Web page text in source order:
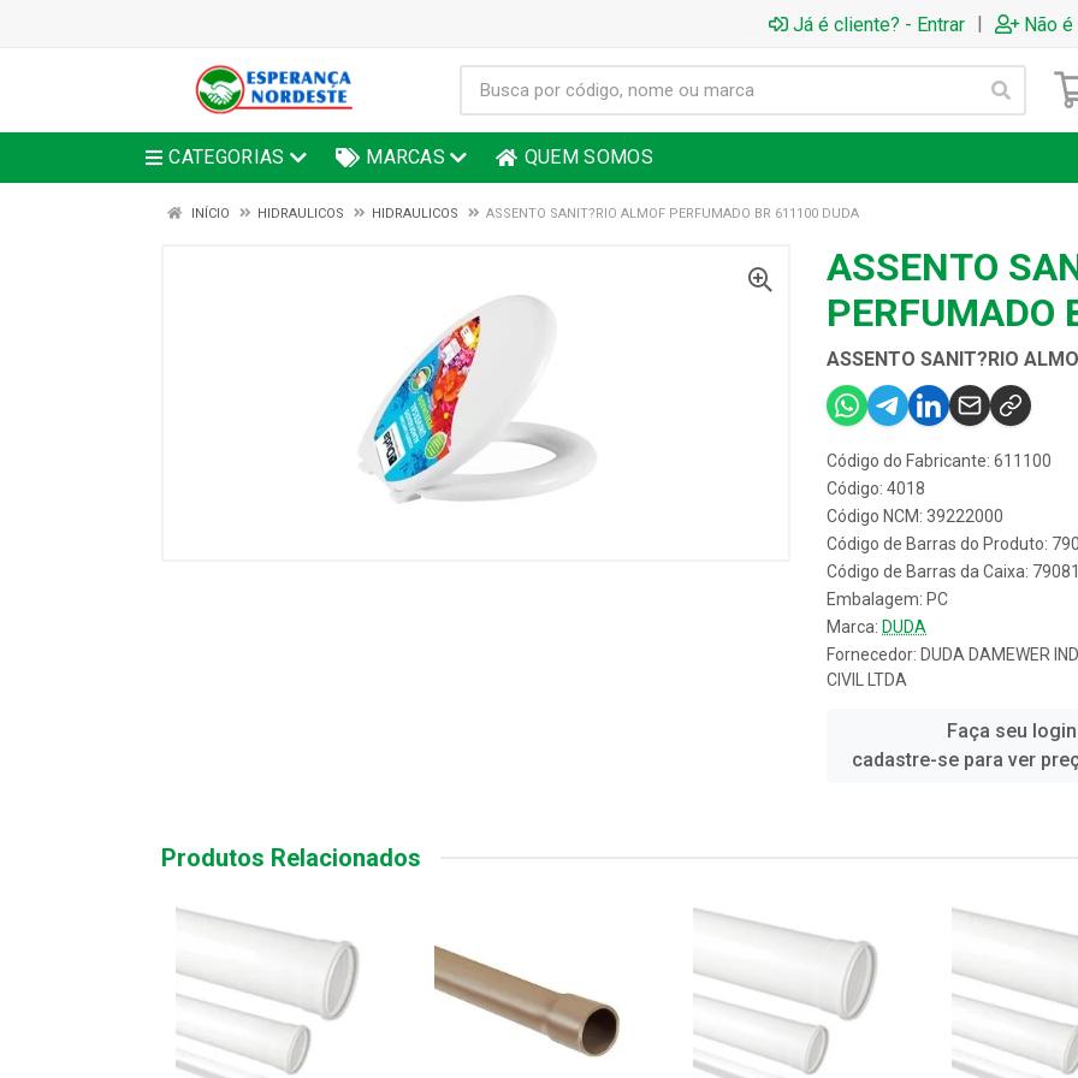
Já é cliente? - Entrar | Não
CATEGORIAS MARCAS QUEM SOMOS
INÍCIO HIDRAULICOS HIDRAULICOS ASSENTO SANIT?RIO ALMOF PERFUMADO BR 611100 DUDA
ASSENTO
PERFUMADO
ASSENTO SANIT?RIO
Código do Fabricante: 611100
Código: 4018
Código NCM: 39222000
Código de Barras do Produto:
Código de Barras da Caixa:
Embalagem: PC
Marca: DUDA
Fornecedor: DUDA DAMEWER
CIVIL LTDA
Faça seu
cadastre-se para ver
Produtos Relacionados